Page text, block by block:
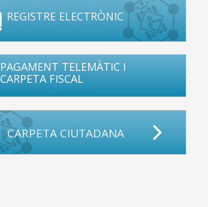
REGISTRE ELECTRÒNIC
PAGAMENT TELEMÀTIC I
CARPETA FISCAL
CARPETA CIUTADANA